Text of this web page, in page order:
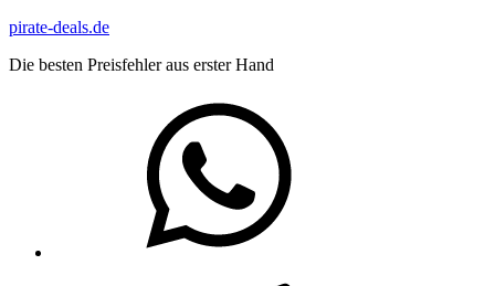
Zum
springen
pirate-deals.de
Die besten Preisfehler aus erster Hand